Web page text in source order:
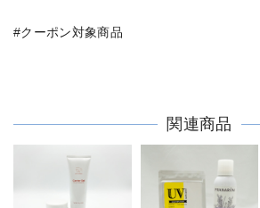
#クーポン対象商品
関連商品